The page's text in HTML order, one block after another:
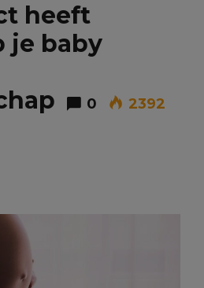
heeft
je baby
0 2392